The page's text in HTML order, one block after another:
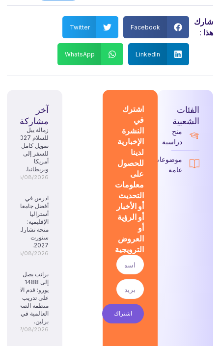
شارك
هذا :
Facebook
Twitter
LinkedIn
WhatsApp
الفئات
الشعبية
منح
دراسية
موضوعات
عامة
اشترك
في
النشرة
الإخبارية
لدينا
للحصول
على
معلومات
التحديث
أو الأخبار
أو الرؤية
أو
العروض
الترويجية
اشتراك
آخر
مشاركة
زمالة ييل
تمويل كامل
للسفر إلى
أمريكا
وبريطانيا.
08/08/2026
ادرس في
أفضل جامعات
أستراليا
الإقليمية:
منحة تشارلز
ستورت
2027.
08/08/2026
براتب يصل
إلى 1488
يورو: قدم الآن
على تدريب
منظمة الصحة
العالمية في
برلين.
07/08/2026